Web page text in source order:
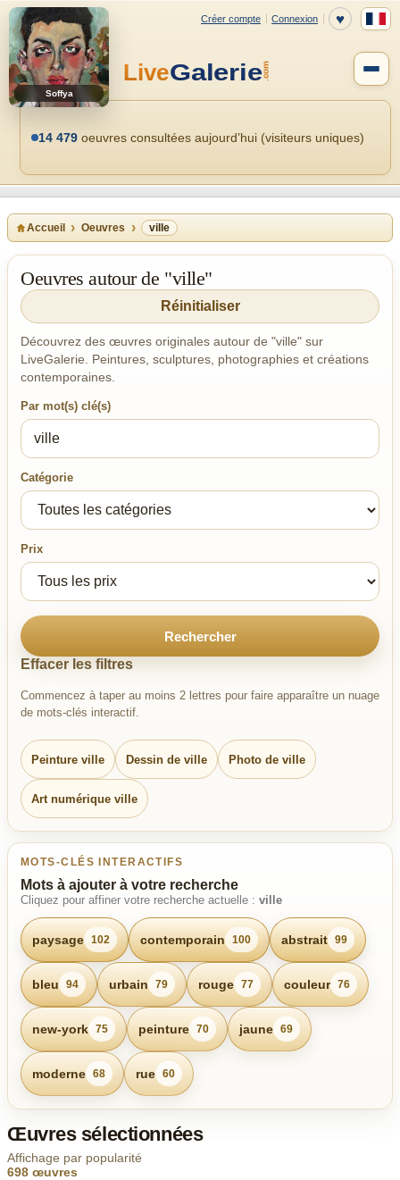
Soffya
14 479 oeuvres consultées aujourd’hui (visiteurs uniques)
Accueil Oeuvres ville
Oeuvres autour de "ville"
Réinitialiser
Découvrez des œuvres originales autour de "ville" sur
LiveGalerie. Peintures, sculptures, photographies et créations
contemporaines.
Par mot(s) clé(s)
Catégorie
Prix
Rechercher
Effacer les filtres
Commencez à taper au moins 2 lettres pour faire apparaître un nuage
de mots-clés interactif.
Peinture ville Dessin de ville Photo de ville
Art numérique ville
MOTS-CLÉS INTERACTIFS
Mots à ajouter à votre recherche
Cliquez pour affiner votre recherche actuelle : ville
paysage 102 contemporain 100 abstrait 99
bleu 94 urbain 79 rouge 77 couleur 76
new-york 75 peinture 70 jaune 69
moderne 68 rue 60
Œuvres sélectionnées
Affichage par popularité
698 œuvres